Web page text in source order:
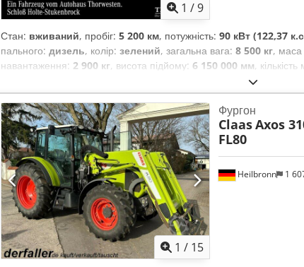
1 /9
Стан: вживаний, пробіг: 5 200 км, потужність: 90 кВт (122,37
пального: дизель, колір: зелений, загальна вага: 8 500 кг, маса
навантаження: 2 900 кг, висота підйому: 6 150 000 мм, кількість
, водійська
1 / 15
Heilbronn 1
Фургон
ClaasAxos
FL80